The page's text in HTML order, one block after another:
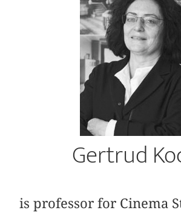
Gertrud
is professor for Cinema